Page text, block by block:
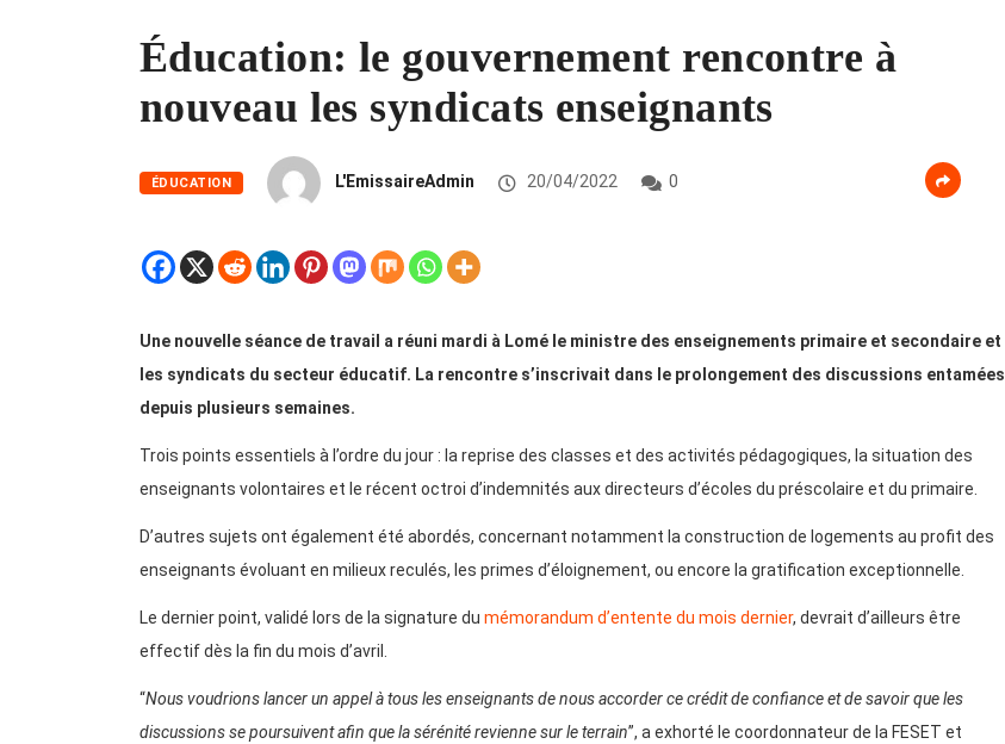
Éducation: le gouvernement rencontre à
nouveau les syndicats enseignants
ÉDUCATION L'EmissaireAdmin 20/04/2022 0
Une nouvelle séance de travail a réuni mardi à Lomé le ministre des enseignements primaire et secondaire et
les syndicats du secteur éducatif. La rencontre s’inscrivait dans le prolongement des discussions entamées
depuis plusieurs semaines.
Trois points essentiels à l’ordre du jour : la reprise des classes et des activités pédagogiques, la situation des
enseignants volontaires et le récent octroi d’indemnités aux directeurs d’écoles du préscolaire et du primaire.
D’autres sujets ont également été abordés, concernant notamment la construction de logements au profit des
enseignants évoluant en milieux reculés, les primes d’éloignement, ou encore la gratification exceptionnelle.
Le dernier point, validé lors de la signature du mémorandum d’entente du mois dernier, devrait d’ailleurs être
effectif dès la fin du mois d’avril.
“Nous voudrions lancer un appel à tous les enseignants de nous accorder ce crédit de confiance et de savoir que les
discussions se poursuivent afin que la sérénité revienne sur le terrain”, a exhorté le coordonnateur de la FESET et